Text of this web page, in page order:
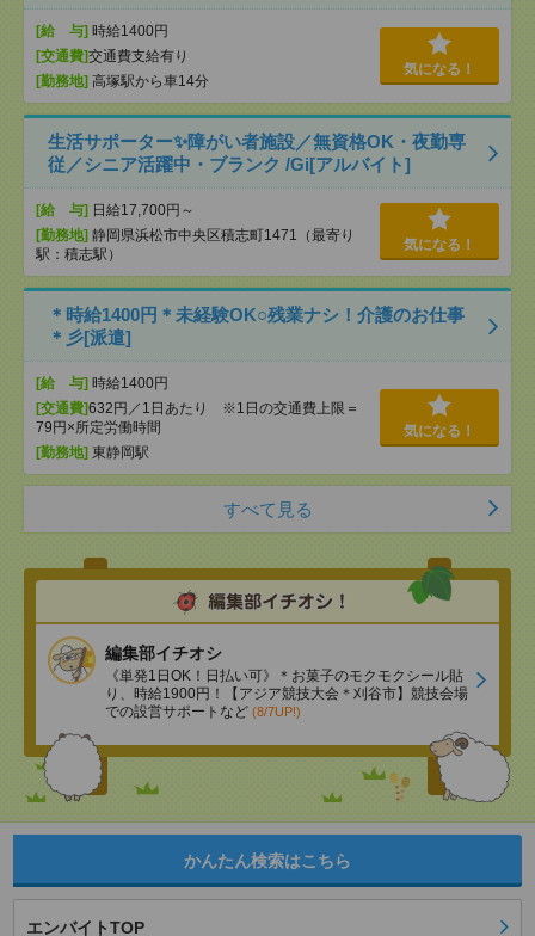
[給 与] 時給1400円
[交通費]交通費支給有り
[勤務地] 高塚駅から車14分
気になる！
生活サポーター✨障がい者施設／無資格OK・夜勤専
従／シニア活躍中・ブランク /Gi[アルバイト]
[給 与] 日給17,700円～
[勤務地] 静岡県浜松市中央区積志町1471（最寄り
駅：積志駅）
気になる！
＊時給1400円＊未経験OK○残業ナシ！介護のお仕事
＊彡[派遣]
[給 与] 時給1400円
[交通費]632円／1日あたり ※1日の交通費上限＝
79円×所定労働時間
[勤務地] 東静岡駅
気になる！
すべて見る
編集部イチオシ
《単発1日OK！日払い可》＊お菓子のモクモクシール貼
り、時給1900円！【アジア競技大会＊刈谷市】競技会場
での設営サポートなど (8/7UP!)
かんたん検索はこちら
エンバイトTOP